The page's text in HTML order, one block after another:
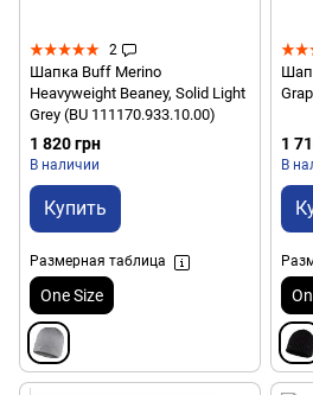
2
Шапка Buff Merino
Heavyweight Beaney, Solid Light
Grey (BU 111170.933.10.00)
1 820 грн
В наличии
Купить
Размерная таблица
One Size
1
В